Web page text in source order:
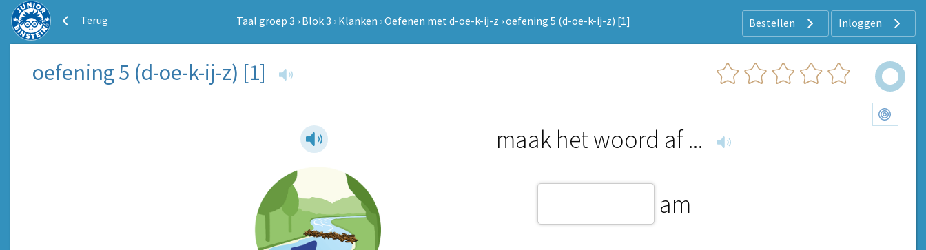
Terug Taal groep 3 › Blok 3 › Klanken ›Oefenen met d-oe-k-ij-z ›oefening 5 (d-oe-k-ij-z) [1] Bestellen Inloggen
oefening 5 (d-oe-k-ij-z) [1]
maak het woord af ...
am